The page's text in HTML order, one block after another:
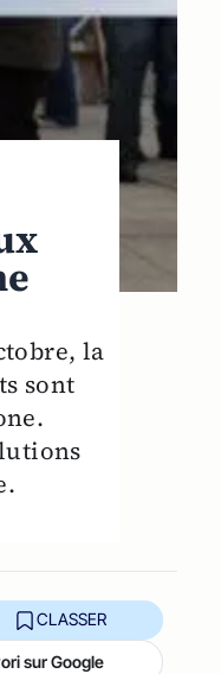
la
sont
CLASSER
sur Google